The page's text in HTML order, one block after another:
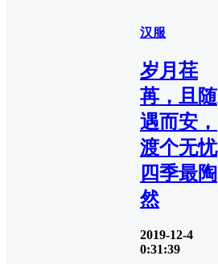
汉服
岁月荏
苒，且随
遇而安，
渡个无忧
四季最陶
然
2019-12-4
0:31:39